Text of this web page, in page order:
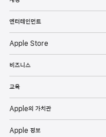
엔터테인먼트
Apple Store
비즈니스
교육
Apple의 가치관
Apple 정보